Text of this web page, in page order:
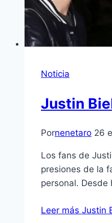
Noticia
Justin
Pornenetaro 26
Los fans de
presiones de la
personal.
Leer más Justin